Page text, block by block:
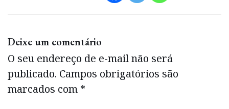
Deixe um comentário
O seu endereço de e-mail não será
publicado. Campos obrigatórios são
marcados com *